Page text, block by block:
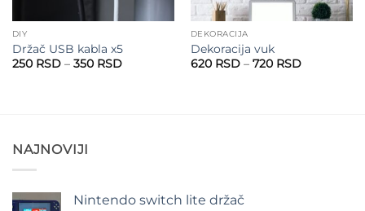
DIY
Držač USB kabla x5
250 RSD – 350 RSDRaspon
DEKORACIJA
Dekoracija vuk
620 RSD – 720 RSDRaspon
NAJNOVIJI
Nintendo switch lite držač